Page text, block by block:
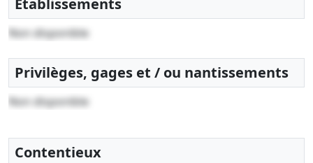
Etablissements
Non disponible
Privilèges, gages et / ou nantissements
Non disponible
Contentieux